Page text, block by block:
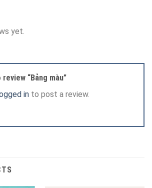
yet.
“Bảng màu”
in to post a review.